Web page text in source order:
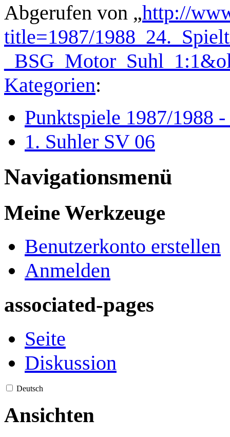
Abgerufen von „http://
title=1987/
Kategorien:
Punktspiele 1987/1988
1. Suhler SV 06
Navigationsmenü
Meine Werkzeuge
Benutzerkonto erstellen
Anmelden
associated-pages
Seite
Diskussion
Deutsch
Ansichten